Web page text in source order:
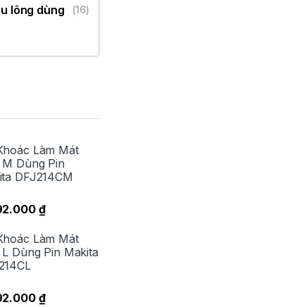
lông dùng
(16)
Làm Mát
M Dùng Pin
DFJ214CM
₫
Làm Mát
L Dùng Pin Makita
₫